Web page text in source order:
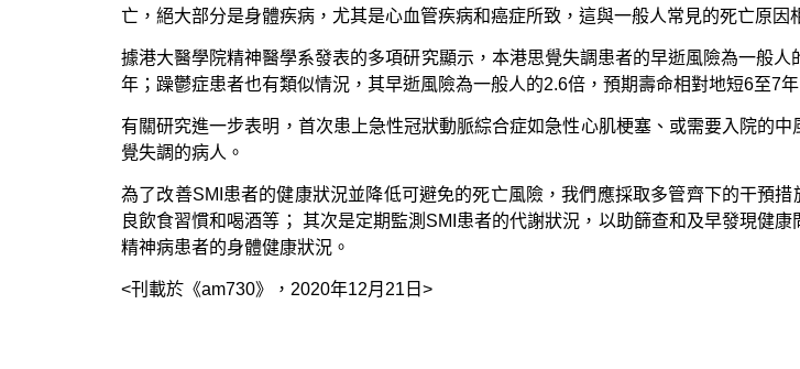
亡，絕大部分是身體疾病，尤其是心血管疾病和癌症所致，這與一般人常見的死亡原因
據港大醫學院精神醫學系發表的多項研究顯示，本港思覺失調患者的早逝風險為一般
年；躁鬱症患者也有類似情況，其早逝風險為一般人的2.6倍，預期壽命相對地短6至7年
有關研究進一步表明，首次患上急性冠狀動脈綜合症如急性心肌梗塞、或需要入院的
覺失調的病人。
為了改善SMI患者的健康狀況並降低可避免的死亡風險，我們應採取多管齊下的干預
良飲食習慣和喝酒等； 其次是定期監測SMI患者的代謝狀況，以助篩查和及早發現健
精神病患者的身體健康狀況。
<刊載於《am730》，2020年12月21日>